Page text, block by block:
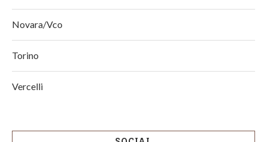
Novara/Vco
Torino
Vercelli